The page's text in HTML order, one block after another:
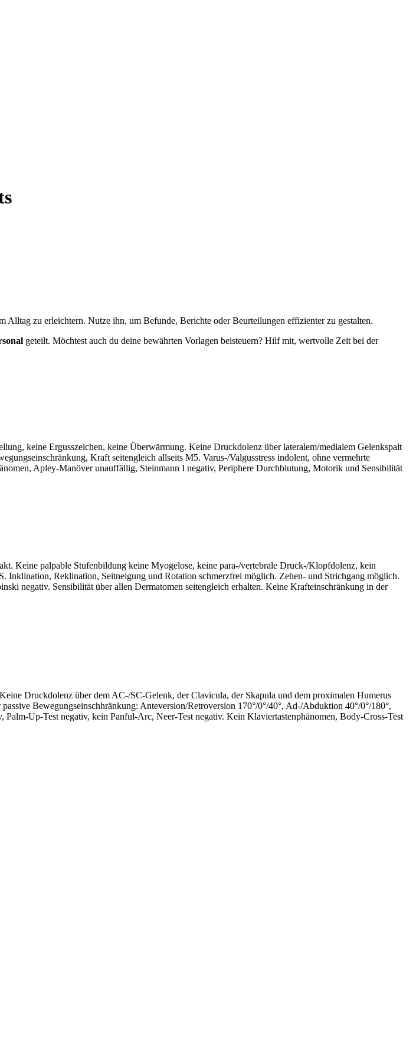
Alltag zu erleichtern. Nutze ihn, um Befunde, Berichte oder Beurteilungen effizienter zu gestalten.
geteilt. Möchtest auch du deine bewährten Vorlagen beisteuern? Hilf mit, wertvolle Zeit bei der
keine Ergusszeichen, keine Überwärmung. Keine Druckdolenz über lateralem/medialem Gelenkspalt
Kraft seitengleich allseits M5. Varus-/Valgusstress indolent, ohne vermehrte
Apley-Manöver unauffällig, Steinmann I negativ, Periphere Durchblutung, Motorik und Sensibilität
Keine palpable Stufenbildung keine Myogelose, keine para-/vertebrale Druck-/Klopfdolenz, kein
Inklination, Reklination, Seitneigung und Rotation schmerzfrei möglich. Zehen- und Strichgang möglich.
negativ. Sensibilität über allen Dermatomen seitengleich erhalten. Keine Krafteinschränkung in der
Druckdolenz über dem AC-/SC-Gelenk, der Clavicula, der Skapula und dem proximalen Humerus
Bewegungseinschhränkung: Anteversion/Retroversion 170°/0°/40°, Ad-/Abduktion 40°/0°/180°,
Up-Test negativ, kein Panful-Arc, Neer-Test negativ. Kein Klaviertastenphänomen, Body-Cross-Test